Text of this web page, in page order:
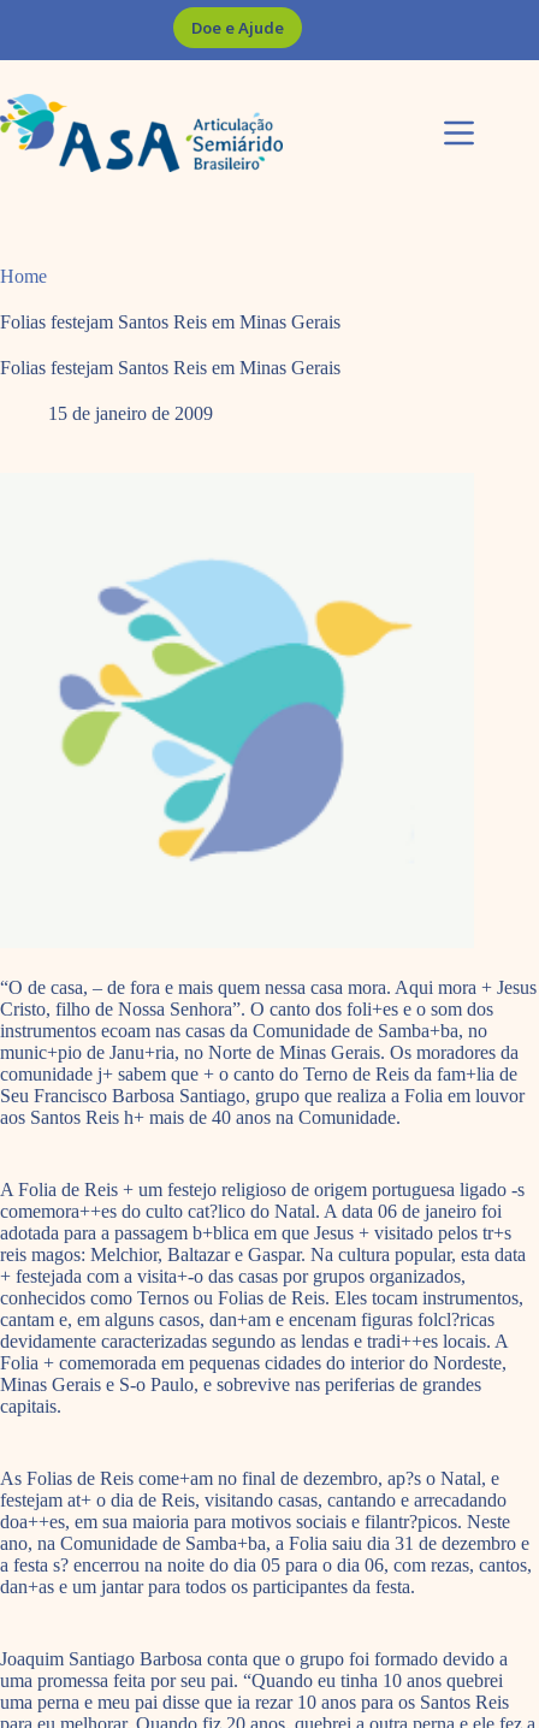
Doe e Ajude
Home
Folias festejam Santos Reis em Minas Gerais
Folias festejam Santos Reis em Minas Gerais
15 de janeiro de 2009
“O de casa, – de fora e mais quem nessa casa mora. Aqui mora + Jesus
Cristo, filho de Nossa Senhora”. O canto dos foli+es e o som dos
instrumentos ecoam nas casas da Comunidade de Samba+ba, no
munic+pio de Janu+ria, no Norte de Minas Gerais. Os moradores da
comunidade j+ sabem que + o canto do Terno de Reis da fam+lia de
Seu Francisco Barbosa Santiago, grupo que realiza a Folia em louvor
aos Santos Reis h+ mais de 40 anos na Comunidade.
A Folia de Reis + um festejo religioso de origem portuguesa ligado -s
comemora++es do culto cat?lico do Natal. A data 06 de janeiro foi
adotada para a passagem b+blica em que Jesus + visitado pelos tr+s
reis magos: Melchior, Baltazar e Gaspar. Na cultura popular, esta data
+ festejada com a visita+-o das casas por grupos organizados,
conhecidos como Ternos ou Folias de Reis. Eles tocam instrumentos,
cantam e, em alguns casos, dan+am e encenam figuras folcl?ricas
devidamente caracterizadas segundo as lendas e tradi++es locais. A
Folia + comemorada em pequenas cidades do interior do Nordeste,
Minas Gerais e S-o Paulo, e sobrevive nas periferias de grandes
capitais.
As Folias de Reis come+am no final de dezembro, ap?s o Natal, e
festejam at+ o dia de Reis, visitando casas, cantando e arrecadando
doa++es, em sua maioria para motivos sociais e filantr?picos. Neste
ano, na Comunidade de Samba+ba, a Folia saiu dia 31 de dezembro e
a festa s? encerrou na noite do dia 05 para o dia 06, com rezas, cantos,
dan+as e um jantar para todos os participantes da festa.
Joaquim Santiago Barbosa conta que o grupo foi formado devido a
uma promessa feita por seu pai. “Quando eu tinha 10 anos quebrei
uma perna e meu pai disse que ia rezar 10 anos para os Santos Reis
para eu melhorar. Quando fiz 20 anos, quebrei a outra perna e ele fez a